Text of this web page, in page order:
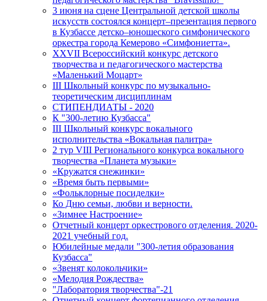
3 июня на сцене Центральной детской школы
искусств состоялся концерт–презентация первого
в Кузбассе детско–юношеского симфонического
оркестра города Кемерово «Симфониетта».
XXVII Всероссийский конкурс детского
творчества и педагогического мастерства
«Маленький Моцарт»
III Школьный конкурс по музыкально-
теоретическим дисциплинам
СТИПЕНДИАТЫ - 2020
К "300-летию Кузбасса"
III Школьный конкурс вокального
исполнительства «Вокальная палитра»
2 тур VIII Регионального конкурса вокального
творчества «Планета музыки»
«Кружатся снежинки»
«Время быть первыми»
«Фольклорные посиделки»
Ко Дню семьи, любви и верности.
«Зимнее Настроение»
Отчетный концерт оркестрового отделения. 2020-
2021 учебный год.
Юбилейные медали "300-летия образования
Кузбасса"
«Звенят колокольчики»
«Мелодия Рождества»
"Лаборатория творчества"-21